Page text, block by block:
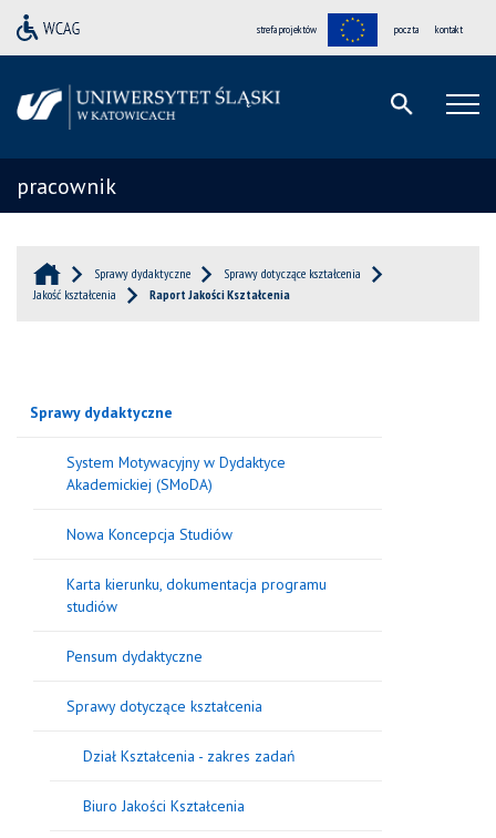
strefa projektów poczta kontakt
pracownik
Sprawy dydaktyczne
Sprawy dotyczące kształcenia
Jakość kształcenia
Raport Jakości Kształcenia
Sprawy dydaktyczne
System Motywacyjny w Dydaktyce
Akademickiej (SMoDA)
Nowa Koncepcja Studiów
Karta kierunku, dokumentacja programu
studiów
Pensum dydaktyczne
Sprawy dotyczące kształcenia
Dział Kształcenia - zakres zadań
Biuro Jakości Kształcenia